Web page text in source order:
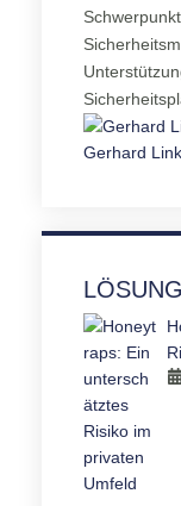
Gerhard Link